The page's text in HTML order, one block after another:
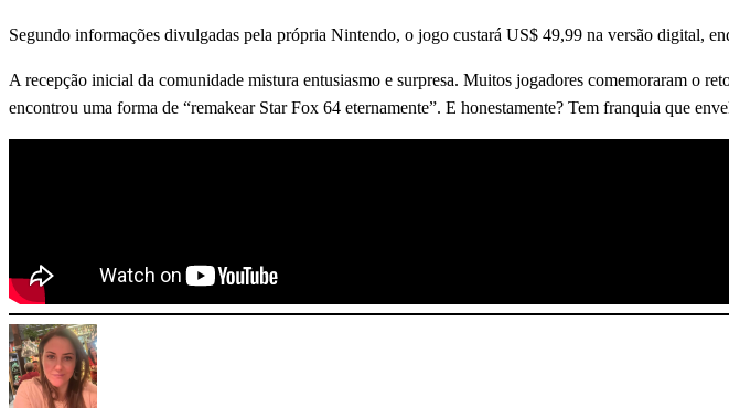
Segundo informações divulgadas pela própria Nintendo, o jogo custará US$ 49,99 na versão digital,
A recepção inicial da comunidade mistura entusiasmo e surpresa. Muitos jogadores comemoraram o
encontrou uma forma de “remakear Star Fox 64 eternamente”. E honestamente? Tem franquia que